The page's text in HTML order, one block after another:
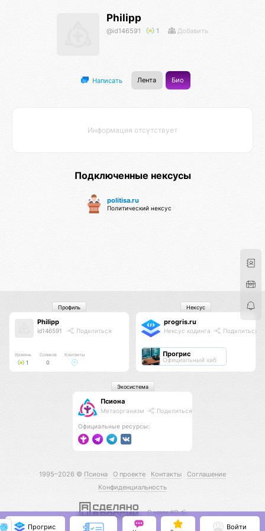
Philipp
@id146591 1 Добавить
Написать Лента Био
Информация отсутствует
Подключенные нексусы
politisa.ru
Политический нексус
Philipp
id146591 Поделиться
Уровень
1
Соликов
0
Контакты
Профиль
progris.ru
Нексус кодинга Поделиться
Прогрис
Официальный хаб
Нексус
Псиона
Метаорганизм Поделиться
Официальные ресурсы:
Экосистема
1995–2026 © Псиона О проекте Контакты
Соглашение
Конфиденциальность
С нами КО 🕉️
Прогрис Войти